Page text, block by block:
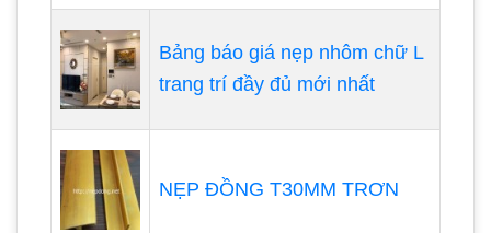
Bảng báo giá nẹp nhôm chữ L
trang trí đầy đủ mới nhất
NẸP ĐỒNG T30MM TRƠN